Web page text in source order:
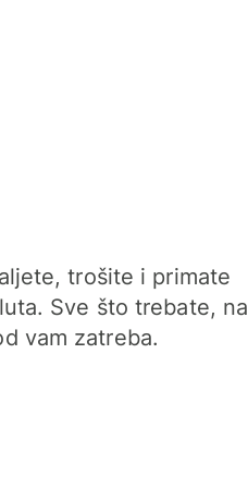
trošite i primate
Sve što trebate, na
vam zatreba.